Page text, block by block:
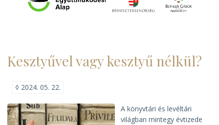
Kesztyűvel vagy kesztyű nélkül?
◊ 2024. 05. 22.
A könyvtári és levéltári
világban mintegy évtizede